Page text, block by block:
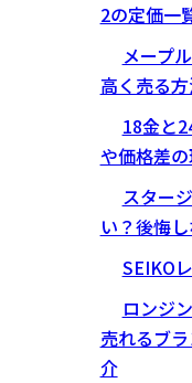
2の定価一
メープ
高く売る
18金と
や価格差
スター
い？後悔
SEIKO
ロンジ
売れるブ
介